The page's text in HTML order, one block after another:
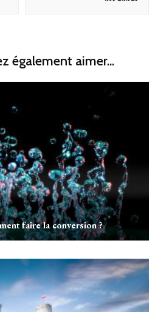
également aimer...
faire la conversion ?